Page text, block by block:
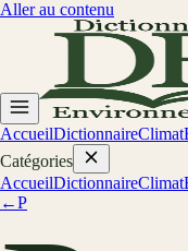
Aller au contenu
AccueilDictionnaireClimat
Catégories
AccueilDictionnaireClimat
←P